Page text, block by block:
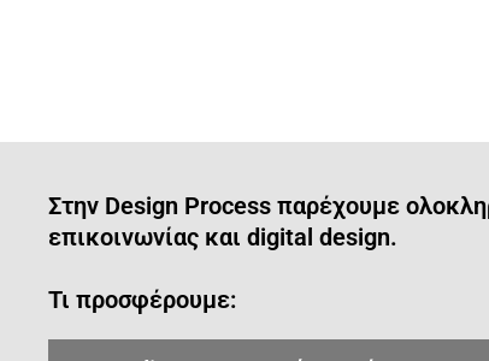
Στην Design Process παρέχουμε
επικοινωνίας και digital design.
Τι προσφέρουμε: